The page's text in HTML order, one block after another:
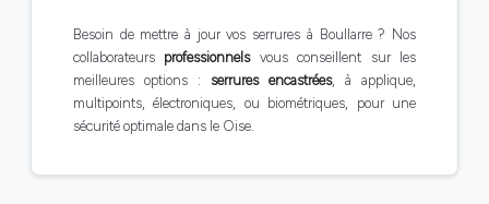
Besoin de mettre à jour vos serrures à Boullarre ? Nos
collaborateurs professionnelsvous conseillent sur les
meilleures options : serrures encastrées, à applique,
multipoints, électroniques, ou biométriques, pour une
sécurité optimale dans le Oise.